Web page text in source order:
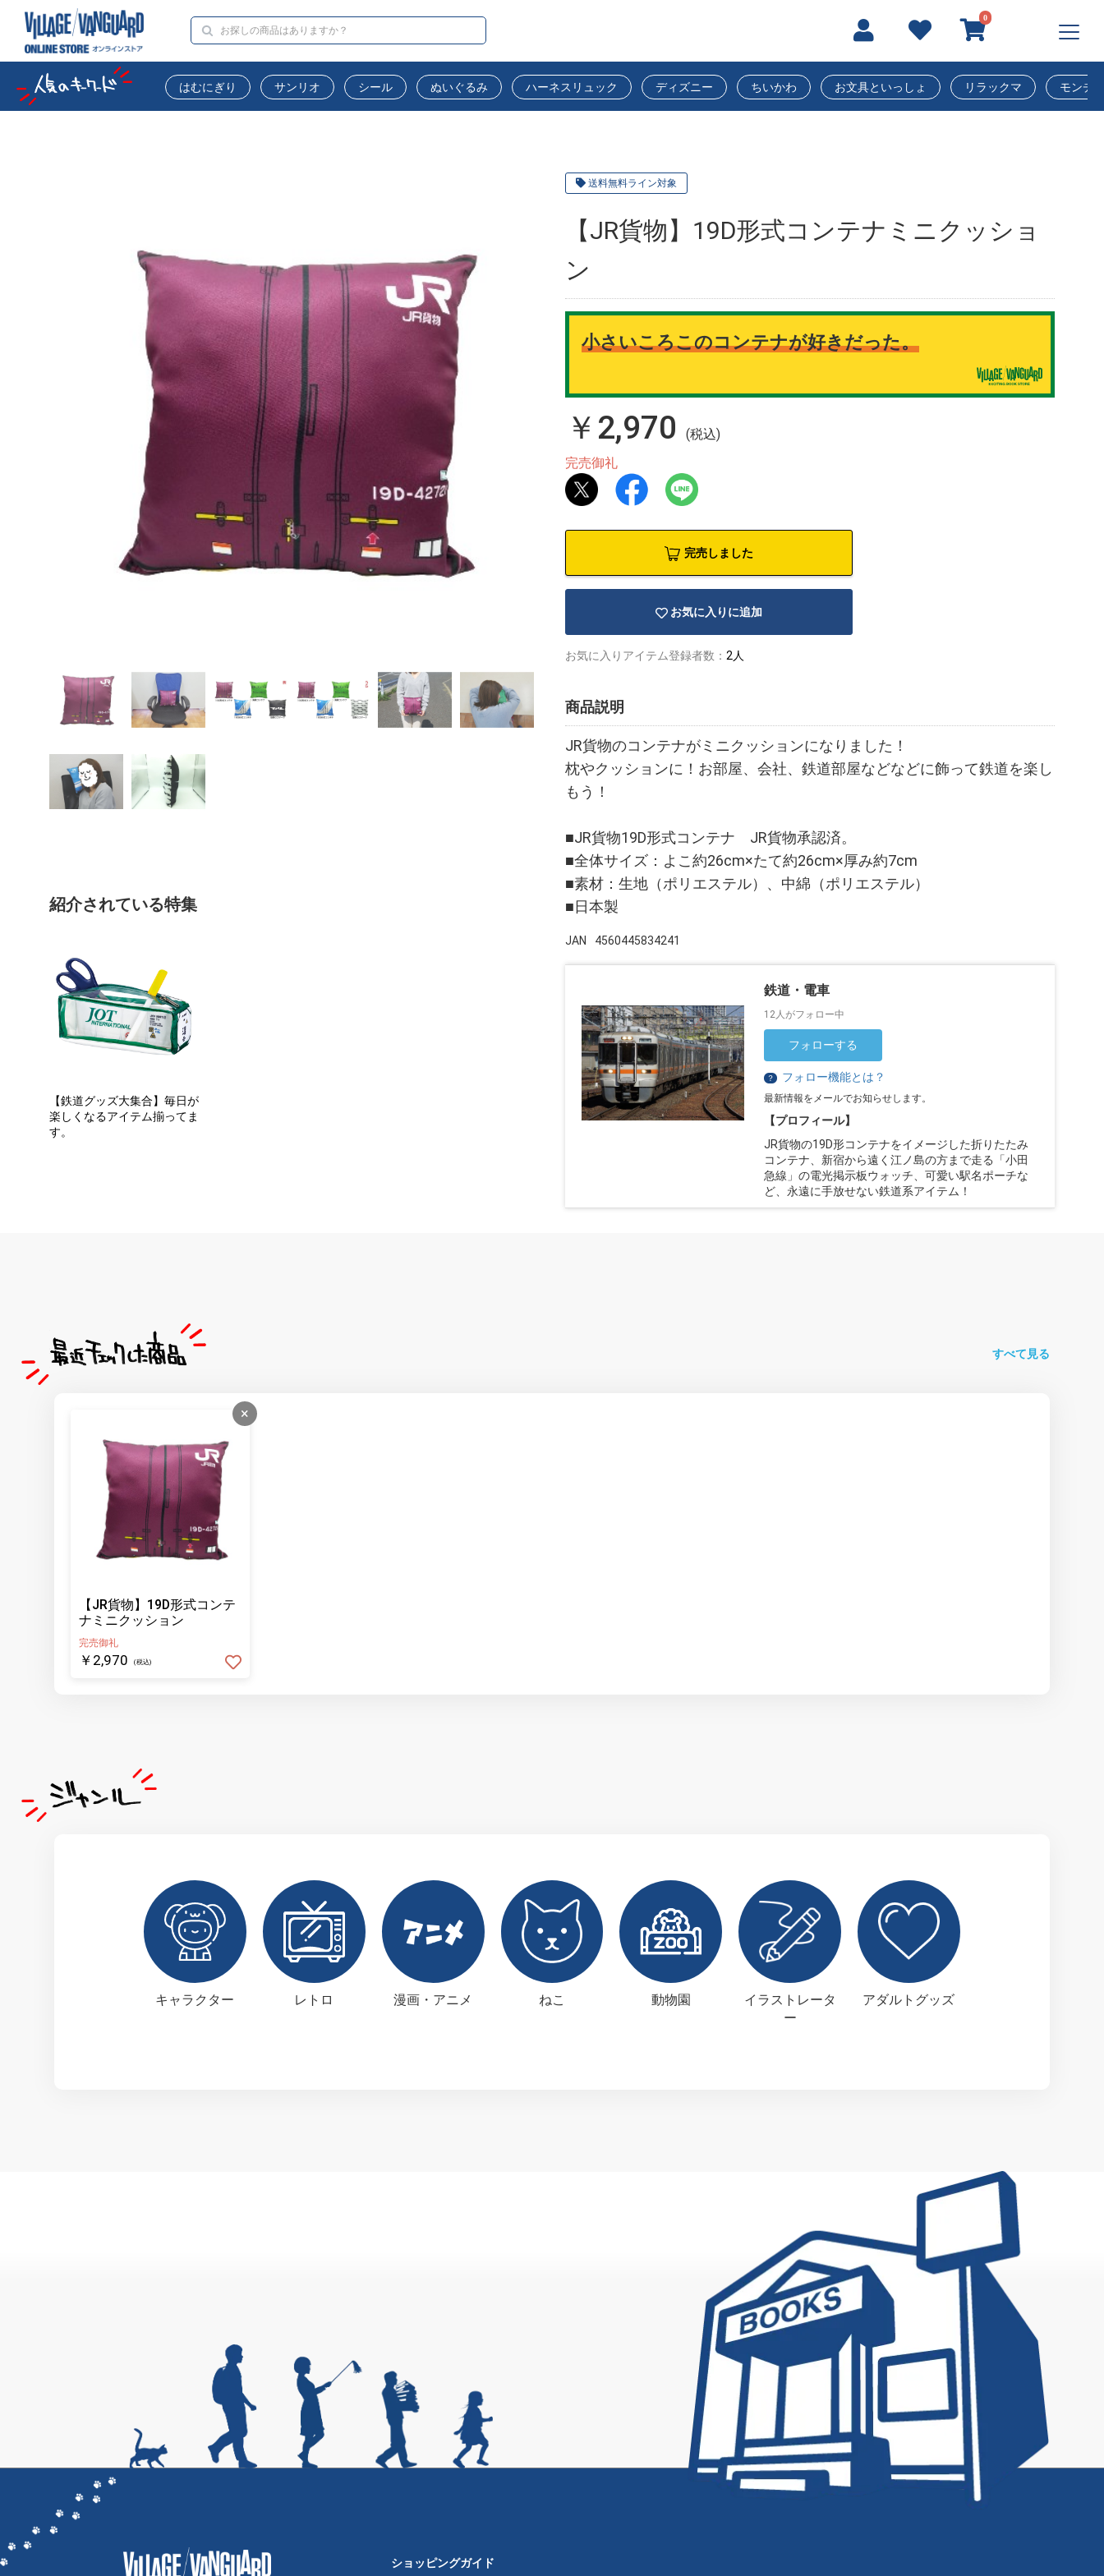
0
はむにぎり サンリオ シール ぬいぐるみ ハーネスリュック ディズニー ちいかわ お文具といっしょ リラックマ モンチ
送料無料ライン対象
【JR貨物】19D形式コンテナミニクッショ
ン
小さいころこのコンテナが好きだった。
￥2,970
(税込)
完売御礼
完売しました
お気に入りに追加
お気に入りアイテム登録者数： 2人
商品説明
JR貨物のコンテナがミニクッションになりました！
枕やクッションに！お部屋、会社、鉄道部屋などなどに飾って鉄道を楽し
もう！
■JR貨物19D形式コンテナ JR貨物承認済。
■全体サイズ：よこ約26cm×たて約26cm×厚み約7cm
■素材：生地（ポリエステル）、中綿（ポリエステル）
■日本製
JAN 4560445834241
鉄道・電車
12人がフォロー中
フォローする
？ フォロー機能とは？
最新情報をメールでお知らせします。
【プロフィール】
JR貨物の19D形コンテナをイメージした折りたたみ
コンテナ、新宿から遠く江ノ島の方まで走る「小田
急線」の電光掲示板ウォッチ、可愛い駅名ポーチな
ど、永遠に手放せない鉄道系アイテム！
紹介されている特集
【鉄道グッズ大集合】毎日が
楽しくなるアイテム揃ってま
す。
すべて見る
×
【JR貨物】19D形式コンテ
ナミニクッション
完売御礼
￥2,970 (税込)
キャラクター レトロ 漫画・アニメ ねこ 動物園
イラストレータ
ー
アダルトグッズ
ショッピングガイド